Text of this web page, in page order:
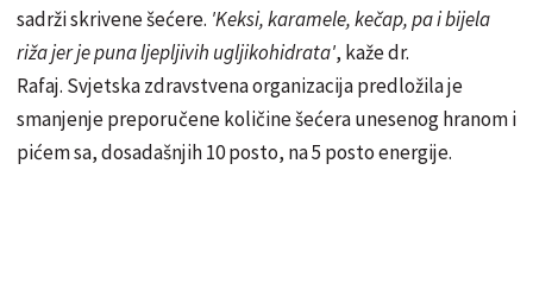
sadrži skrivene šećere. 'Keksi, karamele, kečap, pa i bijela
riža jer je puna ljepljivih ugljikohidrata', kaže dr.
Rafaj. Svjetska zdravstvena organizacija predložila je
smanjenje preporučene količine šećera unesenog hranom i
pićem sa, dosadašnjih 10 posto, na 5 posto energije.